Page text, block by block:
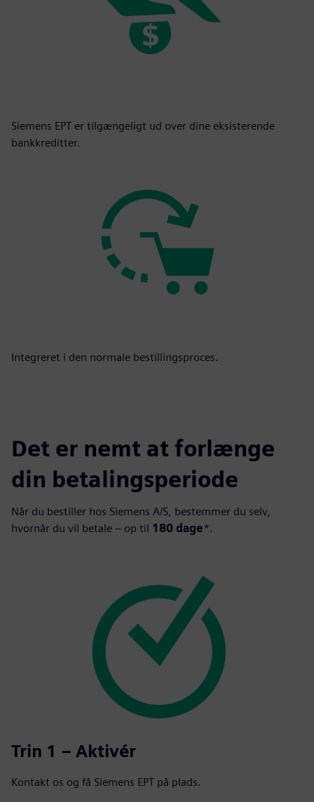
Siemens EPT er tilgængeligt ud over dine eksisterende
bankkreditter.
Integreret i den normale bestillingsproces.
Det er nemt at forlænge
din betalingsperiode
Når du bestiller hos Siemens A/S, bestemmer du selv,
hvornår du vil betale – op til 180 dage*.
Trin 1 – Aktivér
Kontakt os og få Siemens EPT på plads.